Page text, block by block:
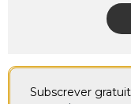
Subscrever